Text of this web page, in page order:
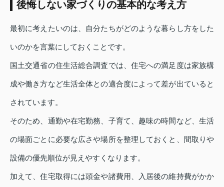
後悔しない家づくりの基本的な考え方
最初に考えたいのは、自分たちがどのような暮らし方をした
いのかを言葉にしておくことです。
国土交通省の住生活総合調査では、住宅への満足度は家族構
成や働き方など生活全体との適合度によって差が出ていると
されています。
そのため、通勤や在宅勤務、子育て、趣味の時間など、生活
の場面ごとに必要な広さや場所を整理しておくと、間取りや
設備の優先順位が見えやすくなります。
加えて、住宅取得には頭金や諸費用、入居後の維持費がかか